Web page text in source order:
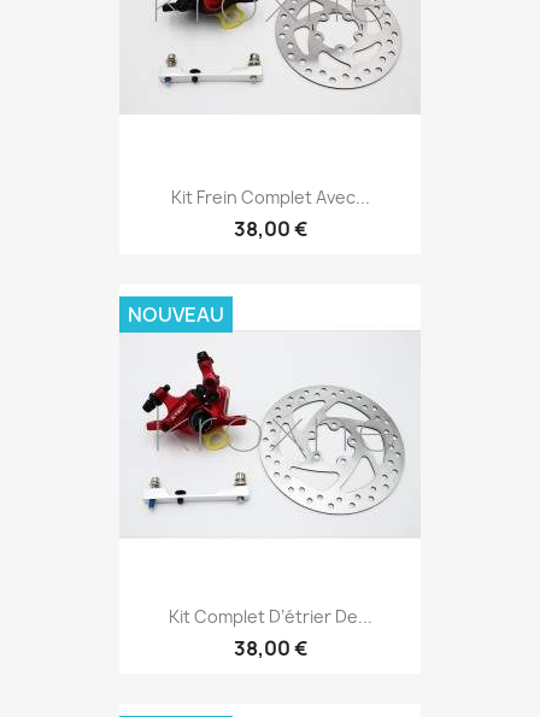
Kit Frein Complet Avec...
38,00 €
Kit Complet D’étrier De...
38,00 €
NOUVEAU